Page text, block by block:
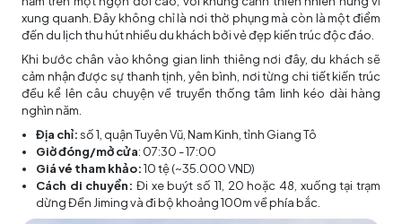
xung quanh. Đây không chỉ là nơi thờ phụng mà còn là một điểm
đến du lịch thu hút nhiều du khách bởi vẻ đẹp kiến trúc độc đáo.
Khi bước chân vào không gian linh thiêng nơi đây, du khách sẽ
cảm nhận được sự thanh tịnh, yên bình, nơi từng chi tiết kiến trúc
đều kể lên câu chuyện về truyền thống tâm linh kéo dài hàng
nghìn năm.
Địa chỉ:số 1, quận Tuyên Vũ, Nam Kinh, tỉnh Giang Tô
Giờ đóng/mở cửa: 07:30 - 17:00
Giá vé tham khảo:10 tệ (~35.000 VND)
Cách di chuyển: Đi xe buýt số 11, 20 hoặc 48, xuống tại trạm
dừng Đền Jiming và đi bộ khoảng 100m về phía bắc.